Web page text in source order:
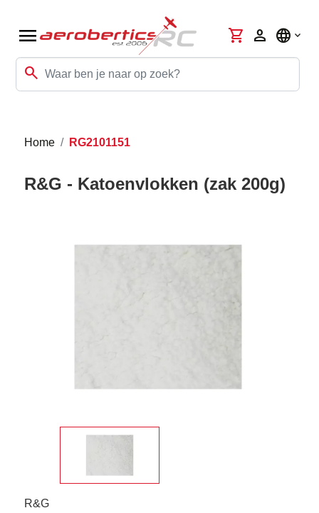
menu
search
shopping_cart person language
Home RG2101151
R&G - Katoenvlokken (zak 200g)
R&G